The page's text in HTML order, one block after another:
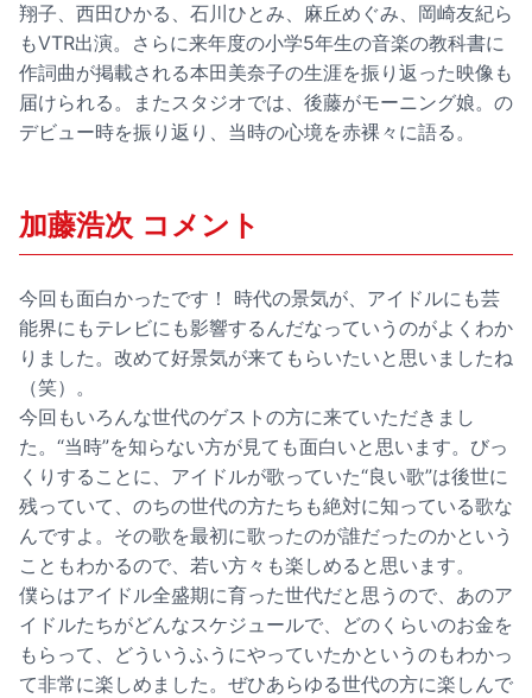
翔子、西田ひかる、石川ひとみ、麻丘めぐみ、岡崎友紀ら
もVTR出演。さらに来年度の小学5年生の音楽の教科書に
作詞曲が掲載される本田美奈子の生涯を振り返った映像も
届けられる。またスタジオでは、後藤がモーニング娘。の
デビュー時を振り返り、当時の心境を赤裸々に語る。
加藤浩次 コメント
今回も面白かったです！ 時代の景気が、アイドルにも芸
能界にもテレビにも影響するんだなっていうのがよくわか
りました。改めて好景気が来てもらいたいと思いましたね
（笑）。
今回もいろんな世代のゲストの方に来ていただきまし
た。“当時”を知らない方が見ても面白いと思います。びっ
くりすることに、アイドルが歌っていた“良い歌”は後世に
残っていて、のちの世代の方たちも絶対に知っている歌な
んですよ。その歌を最初に歌ったのが誰だったのかという
こともわかるので、若い方々も楽しめると思います。
僕らはアイドル全盛期に育った世代だと思うので、あのア
イドルたちがどんなスケジュールで、どのくらいのお金を
もらって、どういうふうにやっていたかというのもわかっ
て非常に楽しめました。ぜひあらゆる世代の方に楽しんで